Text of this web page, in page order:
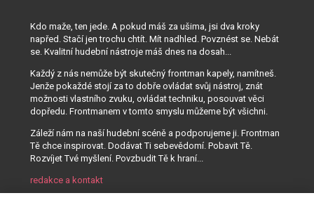
Kdo maže, ten jede. A pokud máš za ušima, jsi dva kroky
napřed. Stačí jen trochu chtít. Mít nadhled. Povznést se. Nebát
se. Kvalitní hudební nástroje máš dnes na dosah...
Každý z nás nemůže být skutečný frontman kapely, namítneš.
Jenže pokaždé stojí za to dobře ovládat svůj nástroj, znát
možnosti vlastního zvuku, ovládat techniku, posouvat věci
dopředu. Frontmanem v tomto smyslu můžeme být všichni.
Záleží nám na naší hudební scéně a podporujeme ji. Frontman
Tě chce inspirovat. Dodávat Ti sebevědomí. Pobavit Tě.
Rozvíjet Tvé myšlení. Povzbudit Tě k hraní...
redakce a kontakt